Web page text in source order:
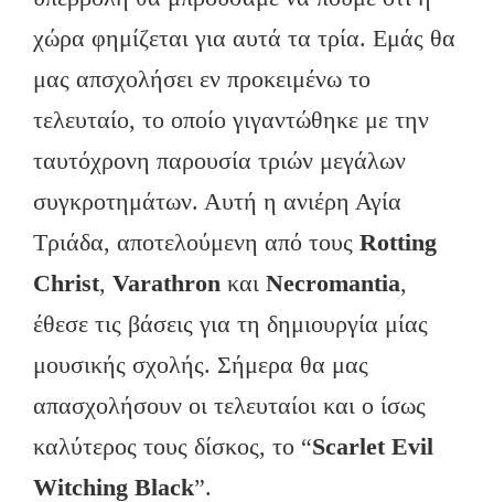
χώρα φημίζεται για αυτά τα τρία. Εμάς θα
μας απσχολήσει εν προκειμένω το
τελευταίο, το οποίο γιγαντώθηκε με την
ταυτόχρονη παρουσία τριών μεγάλων
συγκροτημάτων. Αυτή η ανιέρη Αγία
Τριάδα, αποτελούμενη από τους Rotting
Christ, Varathron και Necromantia,
έθεσε τις βάσεις για τη δημιουργία μίας
μουσικής σχολής. Σήμερα θα μας
απασχολήσουν οι τελευταίοι και ο ίσως
καλύτερος τους δίσκος, το “Scarlet Evil
Witching Black”.